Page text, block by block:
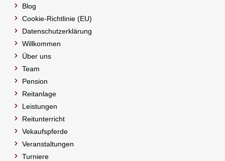
Blog
Cookie-Richtlinie (EU)
Datenschutzerklärung
Willkommen
Über uns
Team
Pension
Reitanlage
Leistungen
Reitunterricht
Vekaufspferde
Veranstaltungen
Turniere